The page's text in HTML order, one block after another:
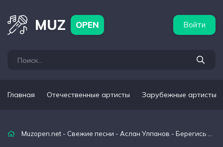
MUZ OPEN Войти
Главная Отечественные артисты Зарубежные артисты
Muzopen.net - Свежие песни - Аслан Улпанов - Берегись любовь
артисты Популярные подборки